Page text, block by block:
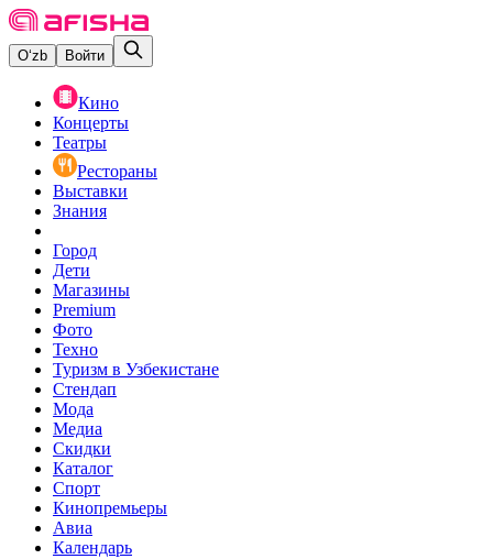
O‘zb Войти
Кино
Концерты
Театры
Рестораны
Выставки
Знания
Город
Дети
Магазины
Premium
Фото
Техно
Туризм в Узбекистане
Стендап
Мода
Медиа
Скидки
Каталог
Спорт
Кинопремьеры
Авиа
Календарь